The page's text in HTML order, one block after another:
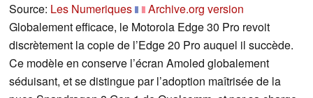
Source: Les Numeriques
Archive.org version
Globalement efficace, le Motorola Edge 30 Pro revoit
discrètement la copie de l’Edge 20 Pro auquel il succède.
Ce modèle en conserve l’écran Amoled globalement
séduisant, et se distingue par l’adoption maîtrisée de la